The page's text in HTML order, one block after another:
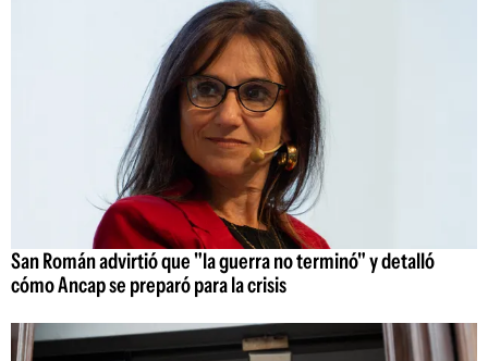
San Román advirtió que "la guerra no terminó" y detalló
cómo Ancap se preparó para la crisis